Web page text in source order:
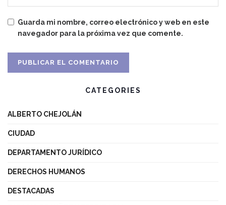
Guarda mi nombre, correo electrónico y web en este
navegador para la próxima vez que comente.
CATEGORIES
ALBERTO CHEJOLÁN
CIUDAD
DEPARTAMENTO JURÍDICO
DERECHOS HUMANOS
DESTACADAS